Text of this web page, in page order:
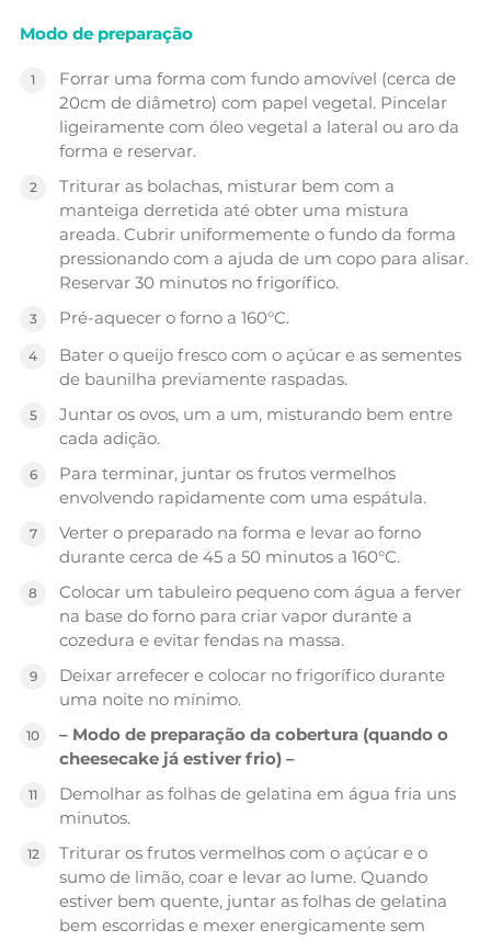
Modo de preparação
Forrar uma forma com fundo amovível (cerca de
20cm de diâmetro) com papel vegetal. Pincelar
ligeiramente com óleo vegetal a lateral ou aro da
forma e reservar.
Triturar as bolachas, misturar bem com a
manteiga derretida até obter uma mistura
areada. Cubrir uniformemente o fundo da forma
pressionando com a ajuda de um copo para alisar.
Reservar 30 minutos no frigorífico.
Pré-aquecer o forno a 160°C.
Bater o queijo fresco com o açúcar e as sementes
de baunilha previamente raspadas.
Juntar os ovos, um a um, misturando bem entre
cada adição.
Para terminar, juntar os frutos vermelhos
envolvendo rapidamente com uma espátula.
Verter o preparado na forma e levar ao forno
durante cerca de 45 a 50 minutos a 160°C.
Colocar um tabuleiro pequeno com água a ferver
na base do forno para criar vapor durante a
cozedura e evitar fendas na massa.
Deixar arrefecer e colocar no frigorífico durante
uma noite no mínimo.
– Modo de preparação da cobertura (quando o
cheesecake já estiver frio) –
Demolhar as folhas de gelatina em água fria uns
minutos.
Triturar os frutos vermelhos com o açúcar e o
sumo de limão, coar e levar ao lume. Quando
estiver bem quente, juntar as folhas de gelatina
bem escorridas e mexer energicamente sem